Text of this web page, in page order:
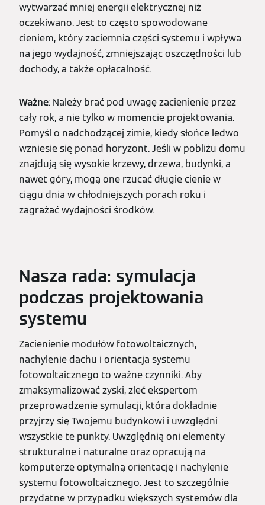
wytwarzać mniej energii elektrycznej niż
oczekiwano. Jest to często spowodowane
cieniem, który zaciemnia części systemu i wpływa
na jego wydajność, zmniejszając oszczędności lub
dochody, a także opłacalność.
Ważne: Należy brać pod uwagę zacienienie przez
cały rok, a nie tylko w momencie projektowania.
Pomyśl o nadchodzącej zimie, kiedy słońce ledwo
wzniesie się ponad horyzont. Jeśli w pobliżu domu
znajdują się wysokie krzewy, drzewa, budynki, a
nawet góry, mogą one rzucać długie cienie w
ciągu dnia w chłodniejszych porach roku i
zagrażać wydajności środków.
Nasza rada: symulacja
podczas projektowania
systemu
Zacienienie modułów fotowoltaicznych,
nachylenie dachu i orientacja systemu
fotowoltaicznego to ważne czynniki. Aby
zmaksymalizować zyski, zleć ekspertom
przeprowadzenie symulacji, która dokładnie
przyjrzy się Twojemu budynkowi i uwzględni
wszystkie te punkty. Uwzględnią oni elementy
strukturalne i naturalne oraz opracują na
komputerze optymalną orientację i nachylenie
systemu fotowoltaicznego. Jest to szczególnie
przydatne w przypadku większych systemów dla